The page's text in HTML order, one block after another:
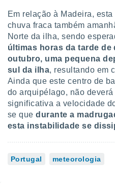
Em relação à Madeira,
chuva fraca também
Norte da ilha, sendo
últimas horas da tarde de
outubro, uma pequena
sul da ilha, resultando em
Ainda que este centro de
do arquipélago, não
significativa a velocidade
se quedurante a
esta instabilidade se
Portugal meteorologia